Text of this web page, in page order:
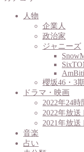
人物
企業人
政治家
ジャニーズ
櫻坂46・3
ドラマ・映画
2022年24
2022年放送
2021年放送
音楽
占い